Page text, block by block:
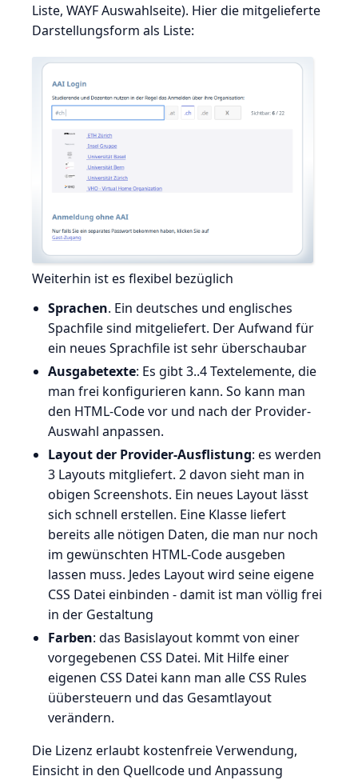
Liste, WAYF Auswahlseite). Hier die mitgelieferte
Darstellungsform als Liste:
Weiterhin ist es flexibel bezüglich
Sprachen. Ein deutsches und englisches
Spachfile sind mitgeliefert. Der Aufwand für
ein neues Sprachfile ist sehr überschaubar
Ausgabetexte: Es gibt 3..4 Textelemente, die
man frei konfigurieren kann. So kann man
den HTML-Code vor und nach der Provider-
Auswahl anpassen.
Layout der Provider-Ausflistung: es werden
3 Layouts mitgliefert. 2 davon sieht man in
obigen Screenshots. Ein neues Layout lässt
sich schnell erstellen. Eine Klasse liefert
bereits alle nötigen Daten, die man nur noch
im gewünschten HTML-Code ausgeben
lassen muss. Jedes Layout wird seine eigene
CSS Datei einbinden - damit ist man völlig frei
in der Gestaltung
Farben: das Basislayout kommt von einer
vorgegebenen CSS Datei. Mit Hilfe einer
eigenen CSS Datei kann man alle CSS Rules
üübersteuern und das Gesamtlayout
verändern.
Die Lizenz erlaubt kostenfreie Verwendung,
Einsicht in den Quellcode und Anpassung